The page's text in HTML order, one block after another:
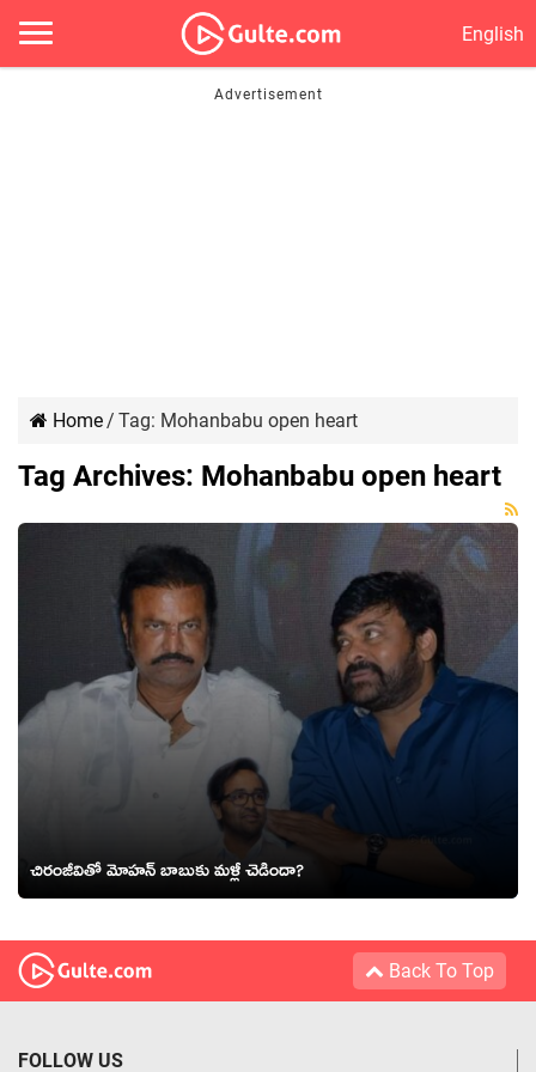
English
Home/ Tag: Mohanbabu open heart
Tag Archives: Mohanbabu open heart
చిరంజీవితో మోహన్ బాబుకు మళ్లీ చెడిందా?
Back To Top
FOLLOW US